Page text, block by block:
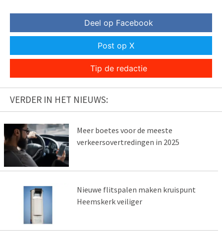
Deel op Facebook
Post op X
Tip de redactie
VERDER IN HET NIEUWS:
Meer boetes voor de meeste
verkeersovertredingen in 2025
Nieuwe flitspalen maken kruispunt
Heemskerk veiliger